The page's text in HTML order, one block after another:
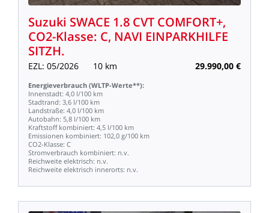
Suzuki SWACE 1.8 CVT COMFORT+,
CO2-Klasse: C, NAVI EINPARKHILFE
SITZH.
EZL: 05/2026 10 km 29.990,00 €
Energieverbrauch (WLTP-Werte**):
Innenstadt: 4,0 l/100 km
Stadtrand: 3,6 l/100 km
Landstraße: 4,0 l/100 km
Autobahn: 5,8 l/100 km
Kraftstoff kombiniert: 4,5 l/100 km
Emissionen kombiniert: 102,0 g/100 km
CO2-Klasse: C
Stromverbrauch kombiniert: n.v.
Reichweite elektrisch: n.v.
Reichweite elektrisch innerorts: n.v.